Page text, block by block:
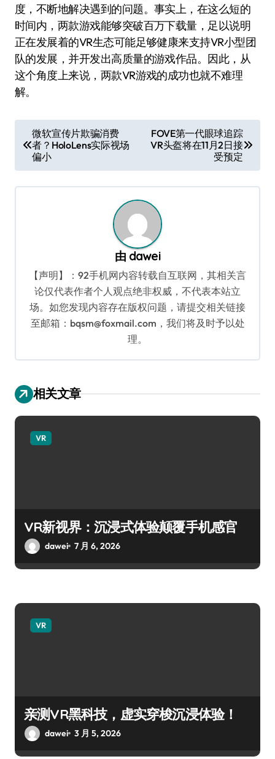
度，不断地解决遇到的问题。事实上，在这么短的
时间内，两款游戏能够突破百万下载量，足以说明
正在发展着的VR生态可能足够健康来支持VR小型团
队的发展，并开发出高质量的游戏作品。因此，从
这个角度上来说，两款VR游戏的成功也就不难理
解。
章
导
航
微软宣传片欺骗消费
者？HoloLens实际视场
偏小
FOVE第一代眼球追踪
VR头盔将在11月2日接
受预定
由 dawei
【声明】：92手机网内容转载自互联网，其相关言
论仅代表作者个人观点绝非权威，不代表本站立
场。如您发现内容存在版权问题，请提交相关链接
至邮箱：bqsm@foxmail.com，我们将及时予以处
理。
相关文章
VR
VR新视界：沉浸式体验颠覆手机感官
dawei 7 月 6, 2026
VR
亲测VR黑科技，虚实穿梭沉浸体验！
dawei 3 月 5, 2026